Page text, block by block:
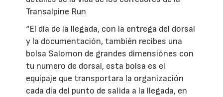
Transalpine Run
“El día de la llegada, con la entrega del dorsal
y la documentación, también recibes una
bolsa Salomon de grandes dimensiónes con
tu numero de dorsal, esta bolsa es el
equipaje que transportara la organización
cada día del punto de salida a la llegada, en